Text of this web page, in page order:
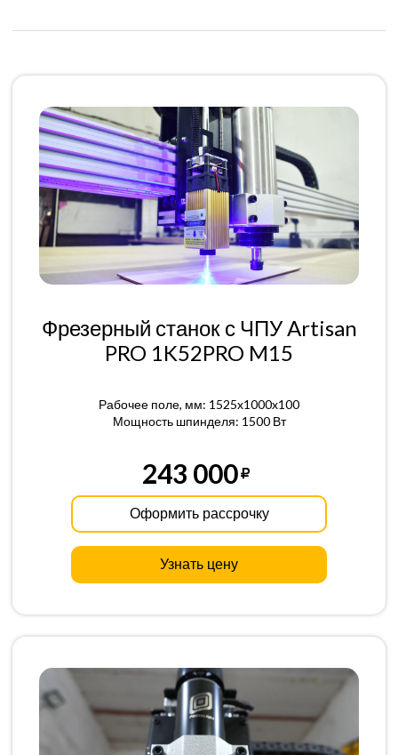
Фрезерный станок с ЧПУ Artisan
PRO 1K52PRO M15
Рабочее поле, мм: 1525x1000x100
Мощность шпинделя: 1500 Вт
243 000
Оформить рассрочку
Узнать цену